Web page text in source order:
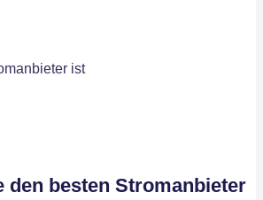
den besten Stromanbieter